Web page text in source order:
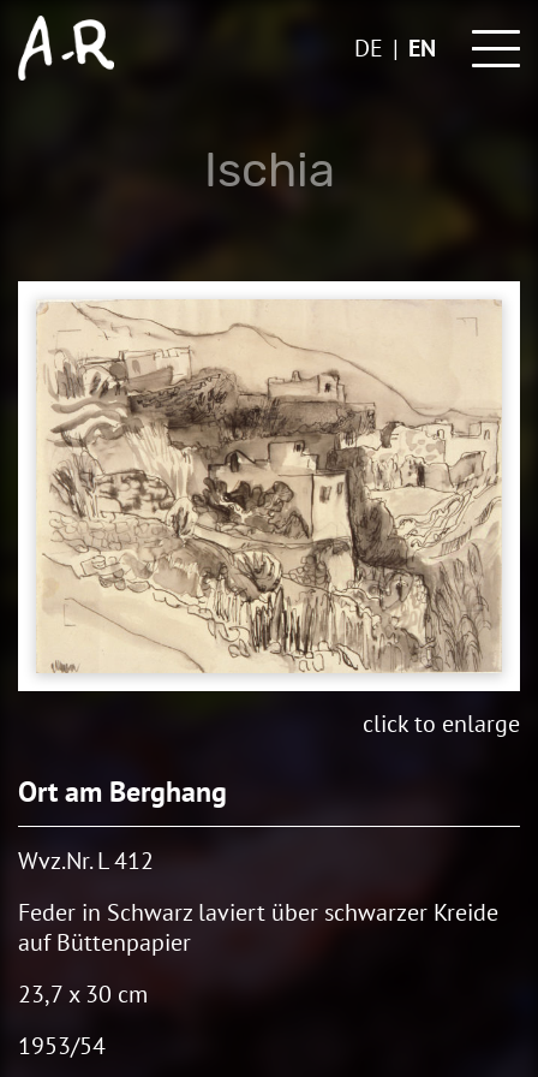
Skip
content
DE EN
Ischia
click to enlarge
Ort am Berghang
Wvz.Nr. L 412
Feder in Schwarz laviert über schwarzer Kreide
auf Büttenpapier
23,7 x 30 cm
1953/54